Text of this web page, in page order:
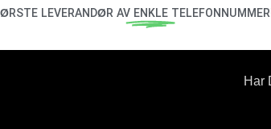
LEVERANDØR AV ENKLE
Har